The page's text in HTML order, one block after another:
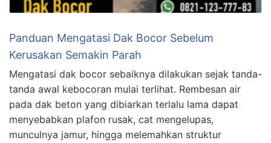
Panduan Mengatasi Dak Bocor Sebelum
Kerusakan Semakin Parah
Mengatasi dak bocor sebaiknya dilakukan sejak tanda-
tanda awal kebocoran mulai terlihat. Rembesan air
pada dak beton yang dibiarkan terlalu lama dapat
menyebabkan plafon rusak, cat mengelupas,
munculnya jamur, hingga melemahkan struktur